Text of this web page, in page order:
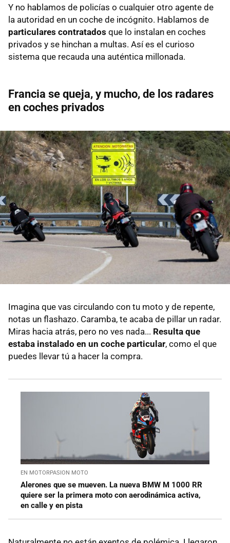
Y no hablamos de policías o cualquier otro agente de
la autoridad en un coche de incógnito. Hablamos de
particulares contratados que lo instalan en coches
privados y se hinchan a multas. Así es el curioso
sistema que recauda una auténtica millonada.
Francia se queja, y mucho, de los radares
en coches privados
Imagina que vas circulando con tu moto y de repente,
notas un flashazo. Caramba, te acaba de pillar un radar.
Miras hacia atrás, pero no ves nada... Resulta que
estaba instalado en un coche particular, como el que
puedes llevar tú a hacer la compra.
EN MOTORPASION MOTO
Alerones que se mueven. La nueva BMW M 1000 RR
quiere ser la primera moto con aerodinámica activa,
en calle y en pista